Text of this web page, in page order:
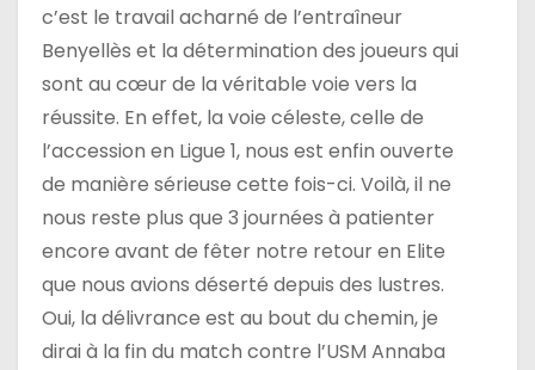
c
e
c’est le travail acharné de l’entraîneur
Benyellès et la détermination des joueurs qui
sont au cœur de la véritable voie vers la
réussite. En effet, la voie céleste, celle de
l’accession en Ligue 1, nous est enfin ouverte
de manière sérieuse cette fois-ci. Voilà, il ne
nous reste plus que 3 journées à patienter
encore avant de fêter notre retour en Elite
que nous avions déserté depuis des lustres.
Oui, la délivrance est au bout du chemin, je
dirai à la fin du match contre l’USM Annaba